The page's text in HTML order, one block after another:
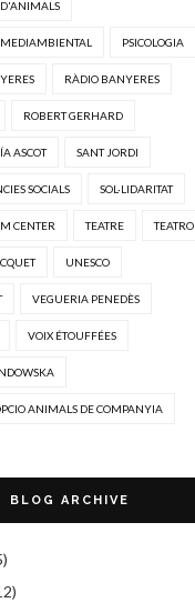
D'ANIMALS
MEDIAMBIENTAL PSICOLOGIA
RÀDIO BANYERES
ROBERT GERHARD
ASCOT SANT JORDI
SOCIALS SOL·LIDARITAT
CENTER TEATRE TEATRO
UNESCO
VEGUERIA PENEDÈS
VOIX ÉTOUFFÉES
ANIMALS DE COMPANYIA
BLOG ARCHIVE